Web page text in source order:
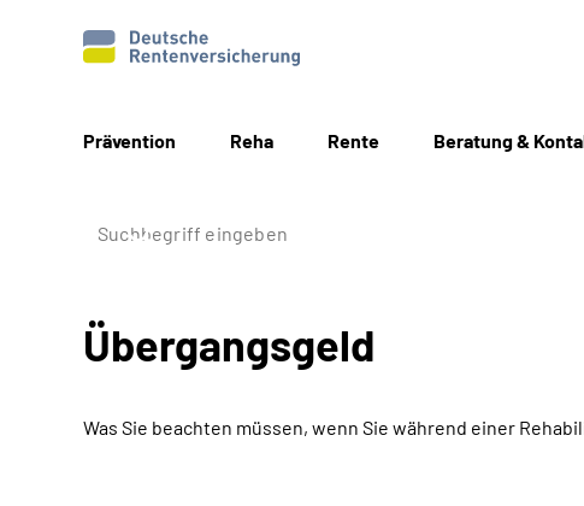
Prävention Reha Rente Beratung &
Übergangsgeld
Was Sie beachten müssen, wenn Sie während einer